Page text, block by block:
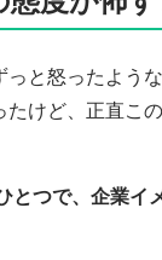
っと怒ったよう
たけど、正直こ
とつで、企業イ